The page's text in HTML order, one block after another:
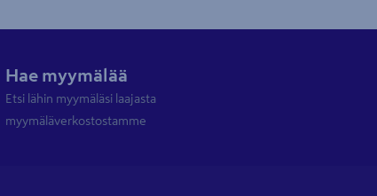
Hae myymälää
Etsi lähin myymäläsi laajasta
myymäläverkostostamme